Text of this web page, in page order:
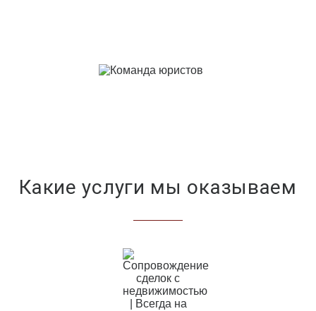
Какие услуги мы оказываем